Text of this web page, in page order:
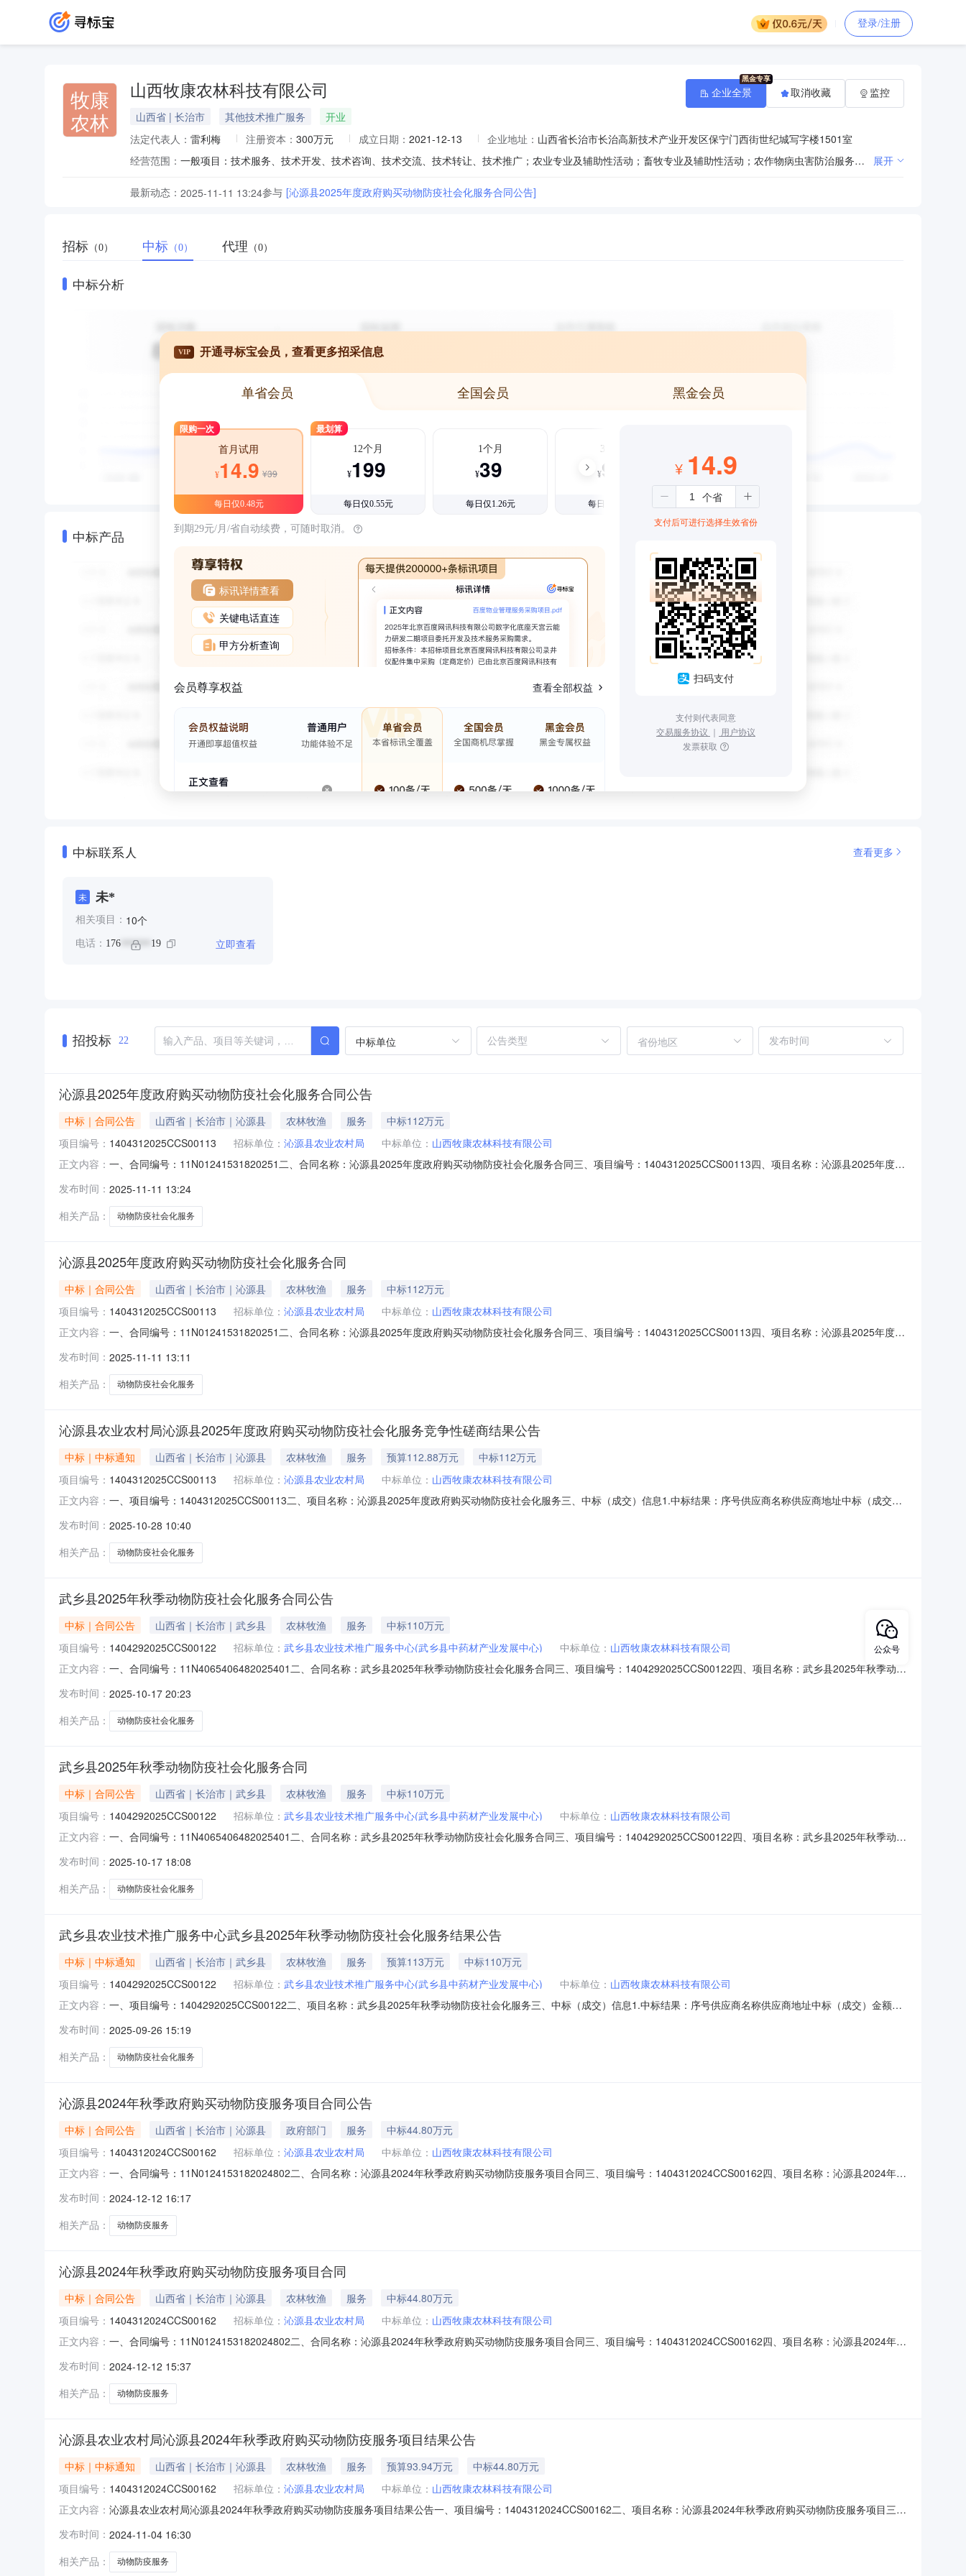
登录/注册
牧康
农林
山西牧康农林科技有限公司
山西省 | 长治市 其他技术推广服务
开业
法定代表人： 雷利梅 注册资本： 300万元 成立日期： 2021-12-13 企业地址： 山西省长治市长治高新技术产业开发区保宁门西街世纪城写字楼1501室
经营范围：
一般项目：技术服务、技术开发、技术咨询、技术交流、技术转让、技术推广；农业专业及辅助性活动；畜牧专业及辅助性活动；农作物病虫害防治服务；兽医专用器械销售；消毒剂销售（不含危险化学品）；林业有害生物防治服务；日用百货销售；服装服饰零售；鞋帽零售。（除依法须经批准的项目外，凭营业执照依法自主开展经营活动）许可项目：建设工程施工；兽药经营。（依法须经批准的项目，经相关部门批准后方可开展经营活动，具体经营项目以相关部门批准文件或许可证件为准） 展开
最新动态： 2025-11-11 13:24参与 [沁源县2025年度政府购买动物防疫社会化服务合同公告]
企业全景 取消收藏 监控
招标 （0） 中标 （0） 代理 （0）
中标分析
中标产品
VIP 开通寻标宝会员，查看更多招采信息
单省会员 全国会员 黑金会员
限购一次
首月试用
¥14.9 ¥39
每日仅0.48元
最划算
12个月
¥199
每日仅0.55元
1个月
¥39
每日仅1.26元
3个月
¥99
每日仅1.08元
到期29元/月/省自动续费，可随时取消。
标讯详情查看
关键电话直连
甲方分析查询
会员尊享权益 查看全部权益
¥ 14.9
支付后可进行选择生效省份
扫码支付
支付则代表同意
交易服务协议 ｜ 用户协议
发票获取
中标联系人 查看更多
未 未*
相关项目： 10个
电话： 176 ****** 19 立即查看
招投标 22 中标单位 省份地区
沁源县2025年度政府购买动物防疫社会化服务合同公告
中标｜合同公告 山西省｜长治市｜沁源县 农林牧渔 服务
中标112万元
项目编号： 1404312025CCS00113 招标单位： 沁源县农业农村局 中标单位： 山西牧康农林科技有限公司
正文内容： 一、合同编号：11N01241531820251二、合同名称：沁源县2025年度政府购买动物防疫社会化服务合同三、项目编号：1404312025CCS00113四、项目名称：沁源县2025年度政
山西省长治市长治高新技术产业开发区保宁门西街世纪城写字楼1501室联系方式：17609241119六、合同主体信息1.主要标的信息：主要标的名称：沁源县20
发布时间： 2025-11-11 13:24
相关产品：
动物防疫社会化服务
沁源县2025年度政府购买动物防疫社会化服务合同
中标｜合同公告 山西省｜长治市｜沁源县 农林牧渔 服务
中标112万元
项目编号： 1404312025CCS00113 招标单位： 沁源县农业农村局 中标单位： 山西牧康农林科技有限公司
正文内容： 一、合同编号：11N01241531820251二、合同名称：沁源县2025年度政府购买动物防疫社会化服务合同三、项目编号：1404312025CCS00113四、项目名称：沁源县2025年度政
山西省长治市长治高新技术产业开发区保宁门西街世纪城写字楼1501室联系方式：17609241119六、合同主要信息主要标的名称：沁源县2025年度政府购买动
发布时间： 2025-11-11 13:11
相关产品：
动物防疫社会化服务
沁源县农业农村局沁源县2025年度政府购买动物防疫社会化服务竞争性磋商结果公告
中标｜中标通知 山西省｜长治市｜沁源县 农林牧渔 服务 预算112.88万元
中标112万元
项目编号： 1404312025CCS00113 招标单位： 沁源县农业农村局 中标单位： 山西牧康农林科技有限公司
正文内容： 一、项目编号：1404312025CCS00113二、项目名称：沁源县2025年度政府购买动物防疫社会化服务三、中标（成交）信息1.中标结果：序号供应商名称供应商地址中标（成交）
司垣曲县英言乡柏底村东河村居民组一楼报价：1034800（元）97.092.废标结果:序号标项名称废标理
发布时间： 2025-10-28 10:40
相关产品：
动物防疫社会化服务
武乡县2025年秋季动物防疫社会化服务合同公告
中标｜合同公告 山西省｜长治市｜武乡县 农林牧渔 服务
中标110万元
项目编号： 1404292025CCS00122 招标单位： 武乡县农业技术推广服务中心(武乡县中药材产业发展中心) 中标单位： 山西牧康农林科技有限公司
正文内容： 一、合同编号：11N4065406482025401二、合同名称：武乡县2025年秋季动物防疫社会化服务合同三、项目编号：1404292025CCS00122四、项目名称：武乡县2025年秋季动物
限公司地址：山西省长治市长治高新技术产业开发区保宁门西街世纪城写字楼1501室联系方式：17
发布时间： 2025-10-17 20:23
相关产品：
动物防疫社会化服务
武乡县2025年秋季动物防疫社会化服务合同
中标｜合同公告 山西省｜长治市｜武乡县 农林牧渔 服务
中标110万元
项目编号： 1404292025CCS00122 招标单位： 武乡县农业技术推广服务中心(武乡县中药材产业发展中心) 中标单位： 山西牧康农林科技有限公司
正文内容： 一、合同编号：11N4065406482025401二、合同名称：武乡县2025年秋季动物防疫社会化服务合同三、项目编号：1404292025CCS00122四、项目名称：武乡县2025年秋季动物
限公司地址：山西省长治市长治高新技术产业开发区保宁门西街世纪城写字楼1501室联系方式：17
发布时间： 2025-10-17 18:08
相关产品：
动物防疫社会化服务
武乡县农业技术推广服务中心武乡县2025年秋季动物防疫社会化服务结果公告
中标｜中标通知 山西省｜长治市｜武乡县 农林牧渔 服务 预算113万元
中标110万元
项目编号： 1404292025CCS00122 招标单位： 武乡县农业技术推广服务中心(武乡县中药材产业发展中心) 中标单位： 山西牧康农林科技有限公司
正文内容： 一、项目编号：1404292025CCS00122二、项目名称：武乡县2025年秋季动物防疫社会化服务三、中标（成交）信息1.中标结果：序号供应商名称供应商地址中标（成交）金额评
四、主要标的信息服务类主要标的信息：序号标项名称标的名称服务范围服务要求服务时间服务标准1采购包1武乡
发布时间： 2025-09-26 15:19
相关产品：
动物防疫社会化服务
沁源县2024年秋季政府购买动物防疫服务项目合同公告
中标｜合同公告 山西省｜长治市｜沁源县 政府部门 服务
中标44.80万元
项目编号： 1404312024CCS00162 招标单位： 沁源县农业农村局 中标单位： 山西牧康农林科技有限公司
正文内容： 一、合同编号：11N0124153182024802二、合同名称：沁源县2024年秋季政府购买动物防疫服务项目合同三、项目编号：1404312024CCS00162四、项目名称：沁源县2024年秋
址：山西省长治市长治高新技术产业开发区保宁门西街世纪城写字楼1501室联系方式：17609241119六、合同主体信息1.主要标的信息：主要标的名称：沁源县2
发布时间： 2024-12-12 16:17
相关产品：
动物防疫服务
沁源县2024年秋季政府购买动物防疫服务项目合同
中标｜合同公告 山西省｜长治市｜沁源县 农林牧渔 服务
中标44.80万元
项目编号： 1404312024CCS00162 招标单位： 沁源县农业农村局 中标单位： 山西牧康农林科技有限公司
正文内容： 一、合同编号：11N0124153182024802二、合同名称：沁源县2024年秋季政府购买动物防疫服务项目合同三、项目编号：1404312024CCS00162四、项目名称：沁源县2024年秋
址：山西省长治市长治高新技术产业开发区保宁门西街世纪城写字楼1501室联系方式：17609241119六、合同主要信息主要标的名称：沁源县2024年秋季政府购
发布时间： 2024-12-12 15:37
相关产品：
动物防疫服务
沁源县农业农村局沁源县2024年秋季政府购买动物防疫服务项目结果公告
中标｜中标通知 山西省｜长治市｜沁源县 农林牧渔 服务 预算93.94万元
中标44.80万元
项目编号： 1404312024CCS00162 招标单位： 沁源县农业农村局 中标单位： 山西牧康农林科技有限公司
正文内容： 沁源县农业农村局沁源县2024年秋季政府购买动物防疫服务项目结果公告一、项目编号：1404312024CCS00162二、项目名称：沁源县2024年秋季政府购买动物防疫服务项目三、
楼1501室报价：448000（元）86.822山西隆克尔生物制药有限公司山西省晋中市太谷县农大南报价：475600（元）89.582.废标结果:序号标项名称废标理由其他事项///
发布时间： 2024-11-04 16:30
相关产品：
动物防疫服务
公众号